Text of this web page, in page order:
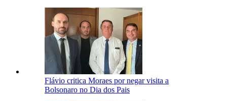
Flávio critica Moraes por negar visita a
Bolsonaro no Dia dos Pais